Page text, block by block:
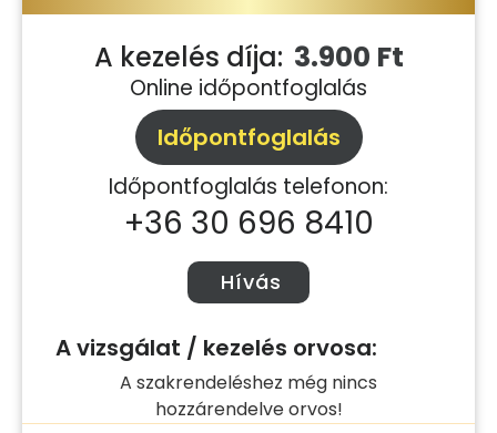
A kezelés díja: 3.900 Ft
Online időpontfoglalás
Időpontfoglalás
Időpontfoglalás telefonon:
+36 30 696 8410
Hívás
A vizsgálat / kezelés orvosa:
A szakrendeléshez még nincs
hozzárendelve orvos!